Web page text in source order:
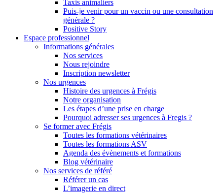
Taxis animaliers
Puis-je venir pour un vaccin ou une consultation
générale ?
Positive Story
Espace professionnel
Informations générales
Nos services
Nous rejoindre
Inscription newsletter
Nos urgences
Histoire des urgences à Frégis
Notre organisation
Les étapes d’une prise en charge
Pourquoi adresser ses urgences à Fregis ?
Se former avec Frégis
Toutes les formations vétérinaires
Toutes les formations ASV
Agenda des évènements et formations
Blog vétérinaire
Nos services de référé
Référer un cas
L’imagerie en direct